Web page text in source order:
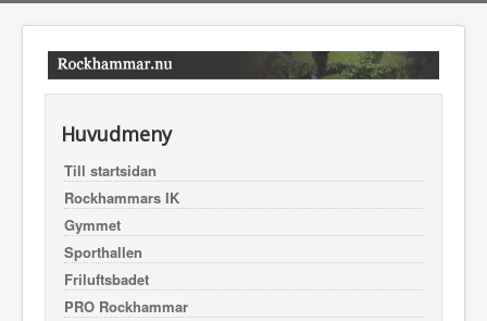
Huvudmeny
Till startsidan
Rockhammars IK
Gymmet
Sporthallen
Friluftsbadet
PRO Rockhammar